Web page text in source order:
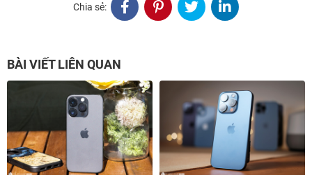
Chia sẻ:
BÀI VIẾT LIÊN QUAN